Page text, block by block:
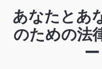
あなたとあ
のための法